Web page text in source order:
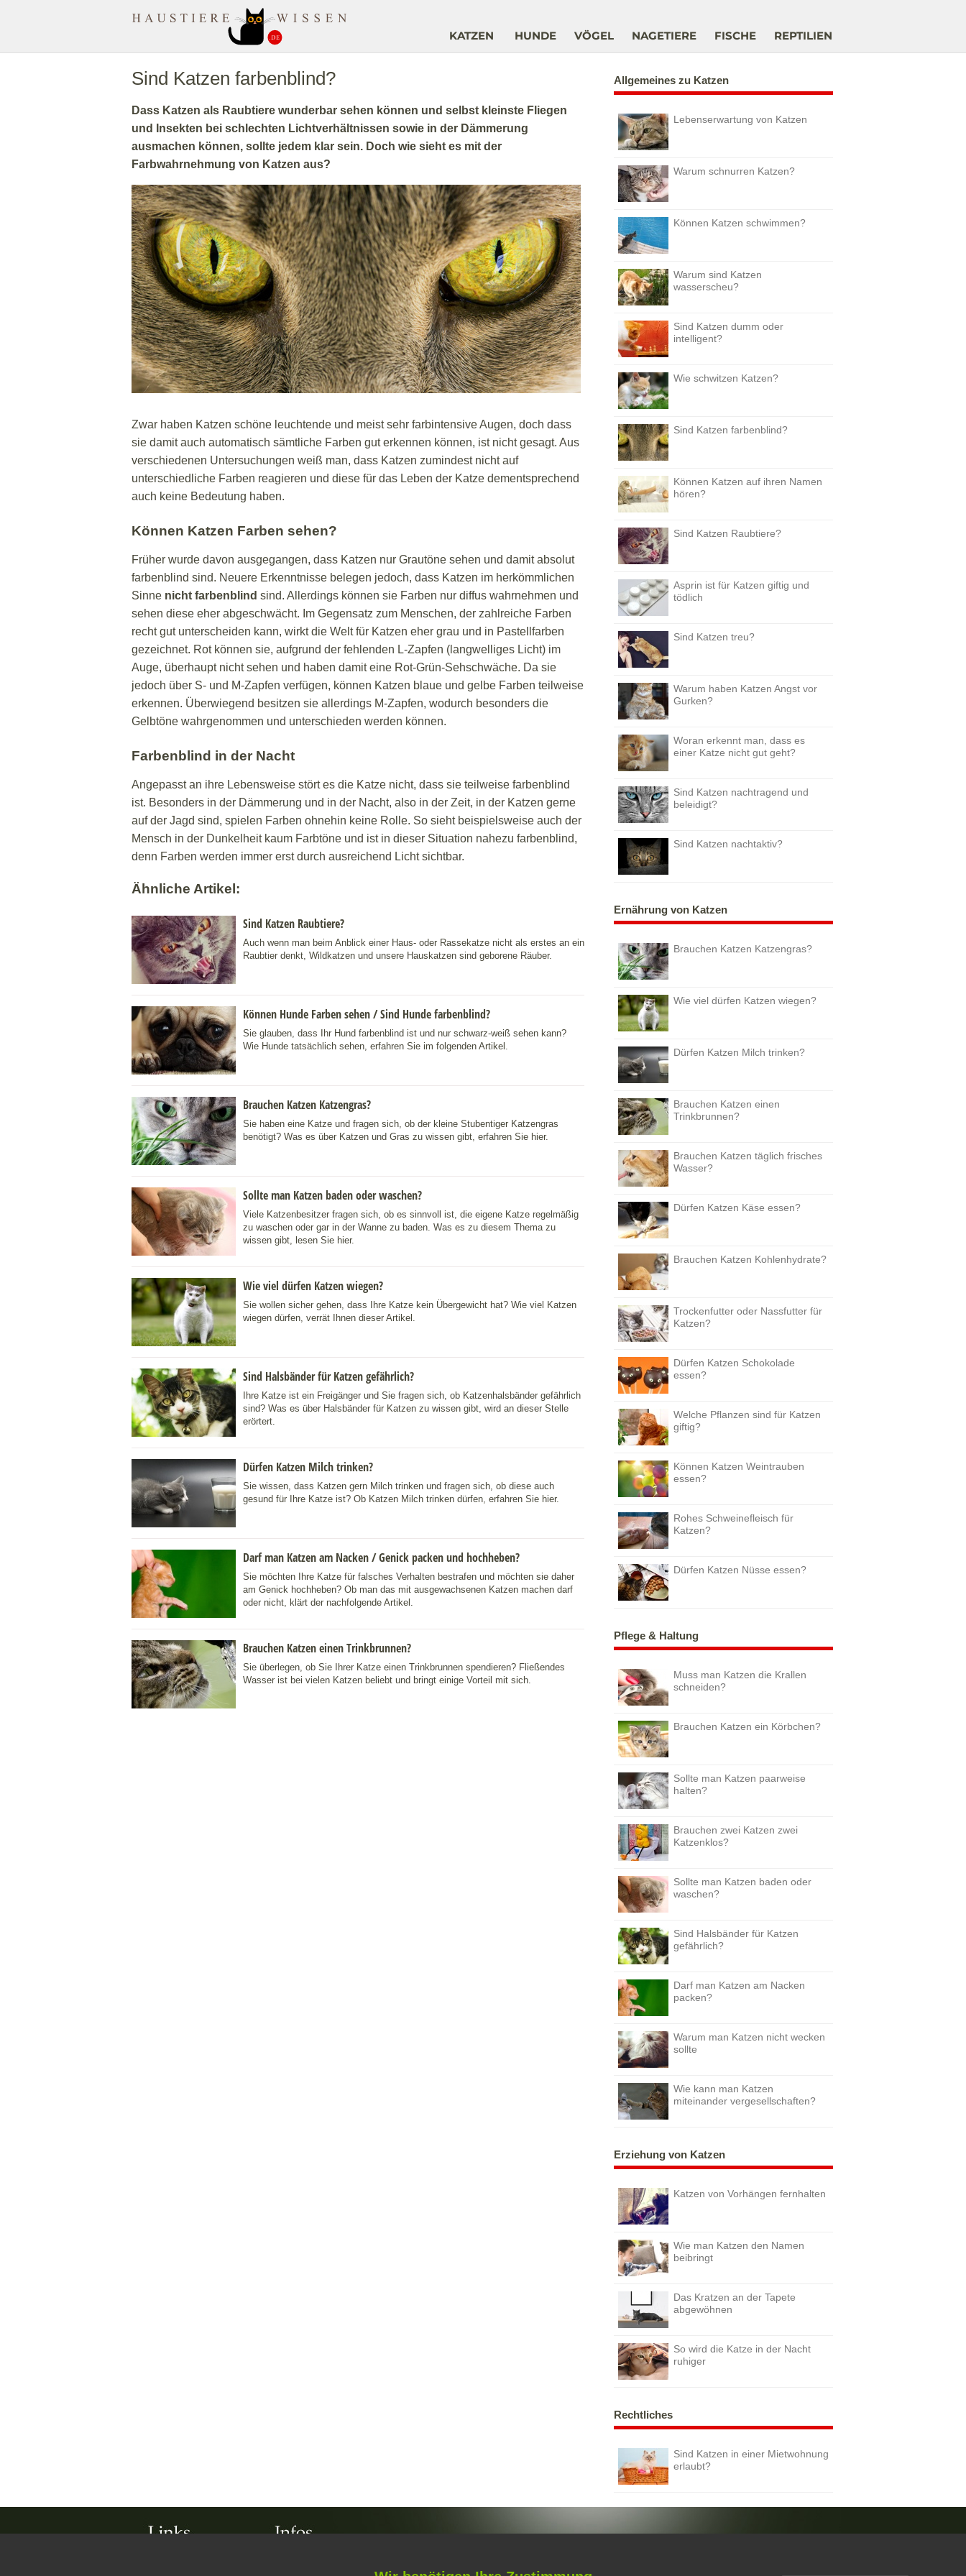
KATZEN HUNDE VÖGEL NAGETIERE FISCHE REPTILIEN
Sind Katzen farbenblind?
Dass Katzen als Raubtiere wunderbar sehen können und selbst kleinste Fliegen
und Insekten bei schlechten Lichtverhältnissen sowie in der Dämmerung
ausmachen können, sollte jedem klar sein. Doch wie sieht es mit der
Farbwahrnehmung von Katzen aus?
Zwar haben Katzen schöne leuchtende und meist sehr farbintensive Augen, doch dass
sie damit auch automatisch sämtliche Farben gut erkennen können, ist nicht gesagt. Aus
verschiedenen Untersuchungen weiß man, dass Katzen zumindest nicht auf
unterschiedliche Farben reagieren und diese für das Leben der Katze dementsprechend
auch keine Bedeutung haben.
Können Katzen Farben sehen?
Früher wurde davon ausgegangen, dass Katzen nur Grautöne sehen und damit absolut
farbenblind sind. Neuere Erkenntnisse belegen jedoch, dass Katzen im herkömmlichen
Sinne nicht farbenblind sind. Allerdings können sie Farben nur diffus wahrnehmen und
sehen diese eher abgeschwächt. Im Gegensatz zum Menschen, der zahlreiche Farben
recht gut unterscheiden kann, wirkt die Welt für Katzen eher grau und in Pastellfarben
gezeichnet. Rot können sie, aufgrund der fehlenden L-Zapfen (langwelliges Licht) im
Auge, überhaupt nicht sehen und haben damit eine Rot-Grün-Sehschwäche. Da sie
jedoch über S- und M-Zapfen verfügen, können Katzen blaue und gelbe Farben teilweise
erkennen. Überwiegend besitzen sie allerdings M-Zapfen, wodurch besonders die
Gelbtöne wahrgenommen und unterschieden werden können.
Farbenblind in der Nacht
Angepasst an ihre Lebensweise stört es die Katze nicht, dass sie teilweise farbenblind
ist. Besonders in der Dämmerung und in der Nacht, also in der Zeit, in der Katzen gerne
auf der Jagd sind, spielen Farben ohnehin keine Rolle. So sieht beispielsweise auch der
Mensch in der Dunkelheit kaum Farbtöne und ist in dieser Situation nahezu farbenblind,
denn Farben werden immer erst durch ausreichend Licht sichtbar.
Ähnliche Artikel:
Sind Katzen Raubtiere?
Auch wenn man beim Anblick einer Haus- oder Rassekatze nicht als erstes an ein
Raubtier denkt, Wildkatzen und unsere Hauskatzen sind geborene Räuber.
Können Hunde Farben sehen / Sind Hunde farbenblind?
Sie glauben, dass Ihr Hund farbenblind ist und nur schwarz-weiß sehen kann?
Wie Hunde tatsächlich sehen, erfahren Sie im folgenden Artikel.
Brauchen Katzen Katzengras?
Sie haben eine Katze und fragen sich, ob der kleine Stubentiger Katzengras
benötigt? Was es über Katzen und Gras zu wissen gibt, erfahren Sie hier.
Sollte man Katzen baden oder waschen?
Viele Katzenbesitzer fragen sich, ob es sinnvoll ist, die eigene Katze regelmäßig
zu waschen oder gar in der Wanne zu baden. Was es zu diesem Thema zu
wissen gibt, lesen Sie hier.
Wie viel dürfen Katzen wiegen?
Sie wollen sicher gehen, dass Ihre Katze kein Übergewicht hat? Wie viel Katzen
wiegen dürfen, verrät Ihnen dieser Artikel.
Sind Halsbänder für Katzen gefährlich?
Ihre Katze ist ein Freigänger und Sie fragen sich, ob Katzenhalsbänder gefährlich
sind? Was es über Halsbänder für Katzen zu wissen gibt, wird an dieser Stelle
erörtert.
Dürfen Katzen Milch trinken?
Sie wissen, dass Katzen gern Milch trinken und fragen sich, ob diese auch
gesund für Ihre Katze ist? Ob Katzen Milch trinken dürfen, erfahren Sie hier.
Darf man Katzen am Nacken / Genick packen und hochheben?
Sie möchten Ihre Katze für falsches Verhalten bestrafen und möchten sie daher
am Genick hochheben? Ob man das mit ausgewachsenen Katzen machen darf
oder nicht, klärt der nachfolgende Artikel.
Brauchen Katzen einen Trinkbrunnen?
Sie überlegen, ob Sie Ihrer Katze einen Trinkbrunnen spendieren? Fließendes
Wasser ist bei vielen Katzen beliebt und bringt einige Vorteil mit sich.
Allgemeines zu Katzen
Lebenserwartung von Katzen
Warum schnurren Katzen?
Können Katzen schwimmen?
Warum sind Katzen
wasserscheu?
Sind Katzen dumm oder
intelligent?
Wie schwitzen Katzen?
Sind Katzen farbenblind?
Können Katzen auf ihren Namen
hören?
Sind Katzen Raubtiere?
Asprin ist für Katzen giftig und
tödlich
Sind Katzen treu?
Warum haben Katzen Angst vor
Gurken?
Woran erkennt man, dass es
einer Katze nicht gut geht?
Sind Katzen nachtragend und
beleidigt?
Sind Katzen nachtaktiv?
Ernährung von Katzen
Brauchen Katzen Katzengras?
Wie viel dürfen Katzen wiegen?
Dürfen Katzen Milch trinken?
Brauchen Katzen einen
Trinkbrunnen?
Brauchen Katzen täglich frisches
Wasser?
Dürfen Katzen Käse essen?
Brauchen Katzen Kohlenhydrate?
Trockenfutter oder Nassfutter für
Katzen?
Dürfen Katzen Schokolade
essen?
Welche Pflanzen sind für Katzen
giftig?
Können Katzen Weintrauben
essen?
Rohes Schweinefleisch für
Katzen?
Dürfen Katzen Nüsse essen?
Pflege & Haltung
Muss man Katzen die Krallen
schneiden?
Brauchen Katzen ein Körbchen?
Sollte man Katzen paarweise
halten?
Brauchen zwei Katzen zwei
Katzenklos?
Sollte man Katzen baden oder
waschen?
Sind Halsbänder für Katzen
gefährlich?
Darf man Katzen am Nacken
packen?
Warum man Katzen nicht wecken
sollte
Wie kann man Katzen
miteinander vergesellschaften?
Erziehung von Katzen
Katzen von Vorhängen fernhalten
Wie man Katzen den Namen
beibringt
Das Kratzen an der Tapete
abgewöhnen
So wird die Katze in der Nacht
ruhiger
Rechtliches
Sind Katzen in einer Mietwohnung
erlaubt?